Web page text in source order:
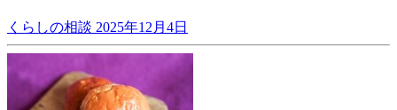
くらしの相談 2025年12月4日